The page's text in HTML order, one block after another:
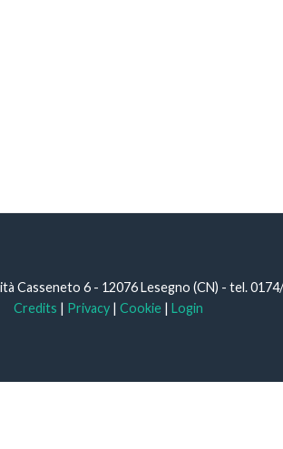
Casseneto 6 - 12076 Lesegno (CN) - tel.
Credits | Privacy |Cookie |Login